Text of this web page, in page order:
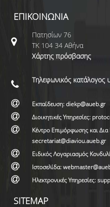
ΕΠΙΚΟΙΝΩΝΙΑ
Πατησίων 76
ΤΚ 104 34 Αθήνα
Χάρτης πρόσβασης
Τηλεφωνικός
Εκπαίδευση: diekp@aueb.gr
Διοικητικές Υπηρεσίες:
Κέντρο Επιμόρφωσης και
secretariat@diaviou.aueb.gr
Ειδικός Λογαριασμός
Ιστοσελίδα:
Ηλεκτρονικές Υπηρεσίες:
SITEMAP